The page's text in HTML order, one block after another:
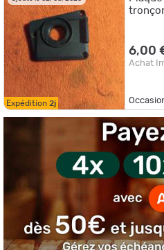
Expédition 2j
6,00
Achat